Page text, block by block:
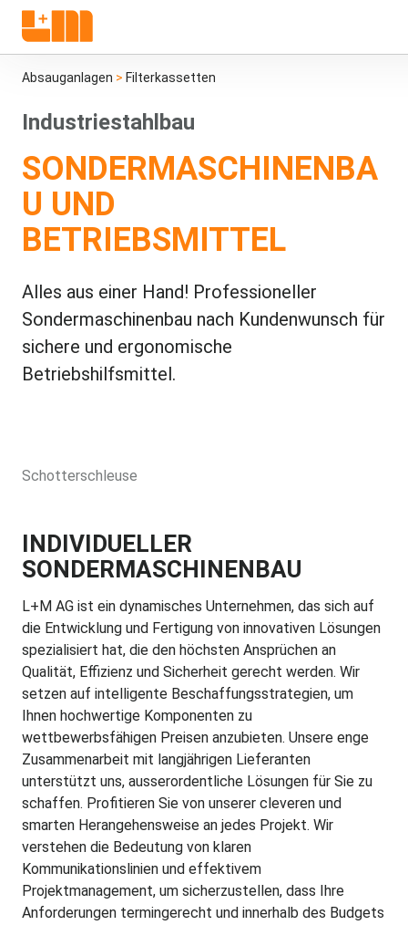
Absauganlagen > Filterkassetten
Industriestahlbau
SONDERMASCHINENBA
U UND
BETRIEBSMITTEL
Alles aus einer Hand! Professioneller
Sondermaschinenbau nach Kundenwunsch für
sichere und ergonomische
Betriebshilfsmittel.
Schotterschleuse
INDIVIDUELLER
SONDERMASCHINENBAU
L+M AG ist ein dynamisches Unternehmen, das sich auf
die Entwicklung und Fertigung von innovativen Lösungen
spezialisiert hat, die den höchsten Ansprüchen an
Qualität, Effizienz und Sicherheit gerecht werden. Wir
setzen auf intelligente Beschaffungsstrategien, um
Ihnen hochwertige Komponenten zu
wettbewerbsfähigen Preisen anzubieten. Unsere enge
Zusammenarbeit mit langjährigen Lieferanten
unterstützt uns, ausserordentliche Lösungen für Sie zu
schaffen. Profitieren Sie von unserer cleveren und
smarten Herangehensweise an jedes Projekt. Wir
verstehen die Bedeutung von klaren
Kommunikationslinien und effektivem
Projektmanagement, um sicherzustellen, dass Ihre
Anforderungen termingerecht und innerhalb des Budgets